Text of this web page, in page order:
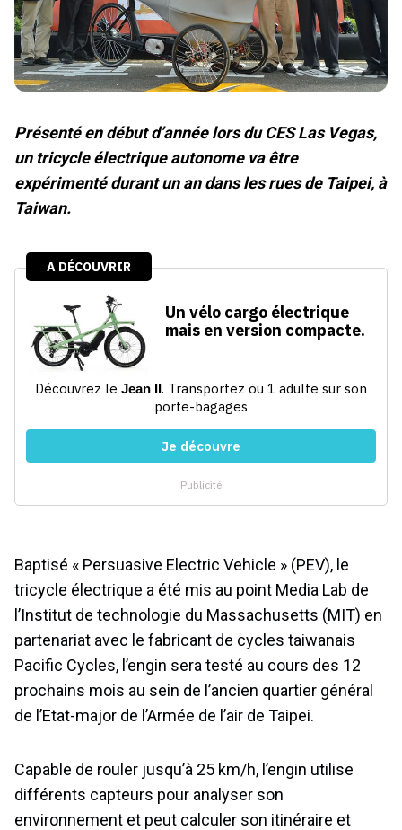
Présenté en début d’année lors du CES Las Vegas,
un tricycle électrique autonome va être
expérimenté durant un an dans les rues de Taipei, à
Taiwan.
Baptisé « Persuasive Electric Vehicle » (PEV), le
tricycle électrique a été mis au point Media Lab de
l’Institut de technologie du Massachusetts (MIT) en
partenariat avec le fabricant de cycles taiwanais
Pacific Cycles, l’engin sera testé au cours des 12
prochains mois au sein de l’ancien quartier général
de l’Etat-major de l’Armée de l’air de Taipei.
Capable de rouler jusqu’à 25 km/h, l’engin utilise
différents capteurs pour analyser son
environnement et peut calculer son itinéraire et